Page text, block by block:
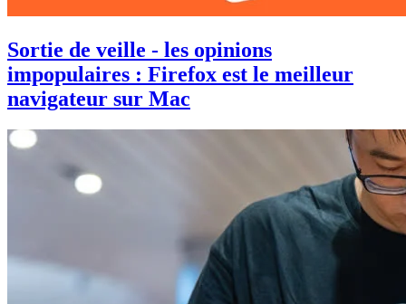
Sortie de veille - les opinions
impopulaires : Firefox est le meilleur
navigateur sur Mac